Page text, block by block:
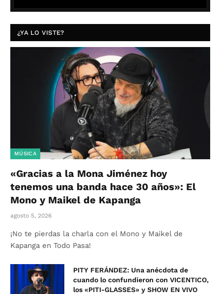
¿YA LO VISTE?
MÚSICA
«Gracias a la Mona Jiménez hoy
tenemos una banda hace 30 años»: El
Mono y Maikel de Kapanga
agosto 5, 2026
¡No te pierdas la charla con el Mono y Maikel de
Kapanga en Todo Pasa!
PITY FERÁNDEZ: Una anécdota de
cuando lo confundieron con VICENTICO,
los «PITI-GLASSES» y SHOW EN VIVO